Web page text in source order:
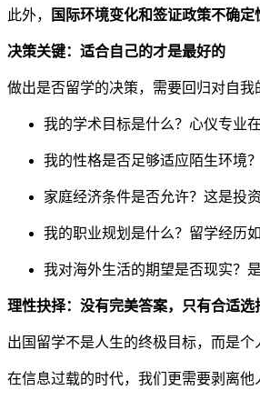
此外， 国际环境变化和签证政策不确定
决策关键：适合自己的才是最好的
做出是否留学的决策，需要回归对自我
我的学术目标是什么？心仪专业
我的性格是否足够适应陌生环境
家庭经济条件是否允许？这是投
我的职业规划是什么？留学经历
我对海外生活的期望是否现实？
理性抉择：没有完美答案，只有合适选
出国留学不是人生的终极目标，而是
在信息过载的时代，我们更需要剥离